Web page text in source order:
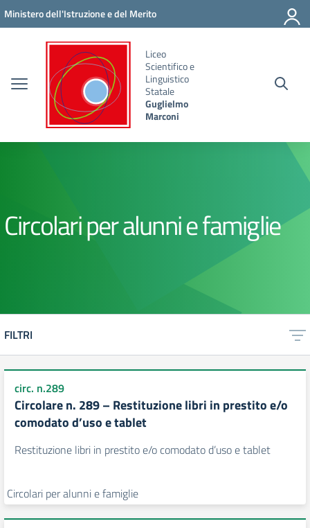
Vai ai contenuti
Vai al menu di navigazione
Vai al footer
Ministero dell'Istruzione e del Merito
Liceo
Scientifico e
Linguistico
Statale
Guglielmo
Marconi
Circolari per alunni e famiglie
FILTRI
circ. n.289
Circolare n. 289 – Restituzione libri in prestito e/o
comodato d’uso e tablet
Restituzione libri in prestito e/o comodato d’uso e tablet
Circolari per alunni e famiglie